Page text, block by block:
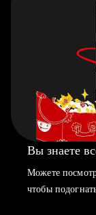
Вы знаете
Можете
чтобы